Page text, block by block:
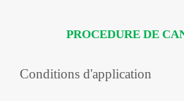
PROCEDURE DE
Conditions d'application